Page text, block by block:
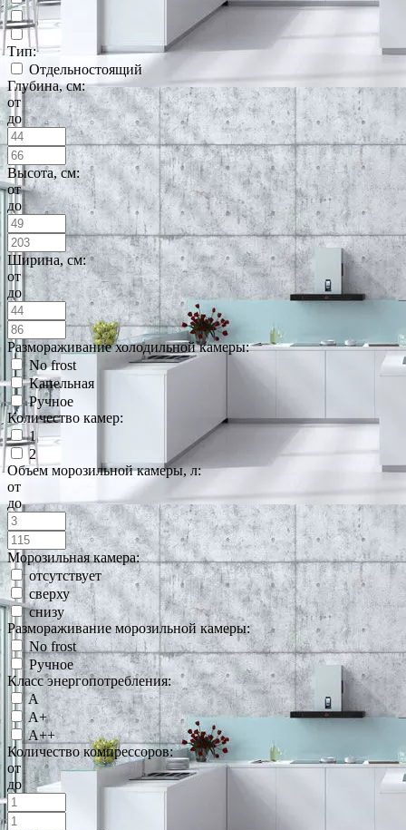
Тип:
Отдельностоящий
Глубина, см:
от
до
Высота, см:
от
до
Ширина, см:
от
до
Размораживание холодильной камеры:
No frost
Капельная
Ручное
Количество камер:
1
2
Объем морозильной камеры, л:
от
до
Морозильная камера:
отсутствует
сверху
снизу
Размораживание морозильной камеры:
No frost
Ручное
Класс энергопотребления:
A
A+
A++
Количество компрессоров:
от
до